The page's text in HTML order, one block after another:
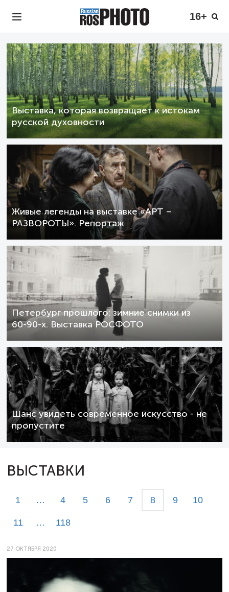
16+
Выставка, которая возвращает к истокам
русской духовности
Живые легенды на выставке «АРТ –
РАЗВОРОТЫ». Репортаж
Петербург прошлого: зимние снимки из
60-90-х. Выставка РОСФОТО
Шанс увидеть современное искусство - не
пропустите
ВЫСТАВКИ
1 … 4 5 6 7 8 9 10
11 … 118
27 ОКТЯБРЯ 2020